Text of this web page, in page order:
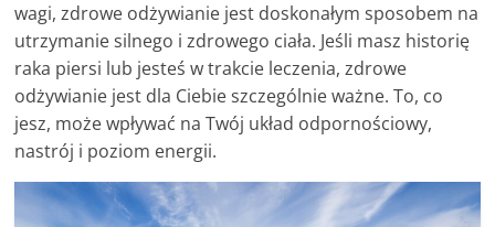
praktyczne
porady
i
wskazówki
–
poradniki
na
wagi, zdrowe odżywianie jest doskonałym sposobem na
utrzymanie silnego i zdrowego ciała. Jeśli masz historię
raka piersi lub jesteś w trakcie leczenia, zdrowe
odżywianie jest dla Ciebie szczególnie ważne. To, co
jesz, może wpływać na Twój układ odpornościowy,
nastrój i poziom energii.